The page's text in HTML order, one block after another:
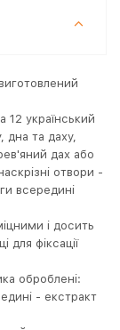
12 український
дна та даху,
дах або
отвори -
всередині
і досить
для фіксації
оброблені:
- екстракт